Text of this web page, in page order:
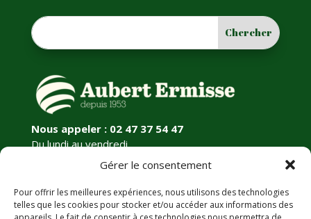
Gérer le consentement
Pour offrir les meilleures expériences, nous utilisons des technologies
telles que les cookies pour stocker et/ou accéder aux informations des
Nous appeler : 02 47 37 54 47
Du lundi au vendredi
9h-12h30 / 14h-18h
Informations légales